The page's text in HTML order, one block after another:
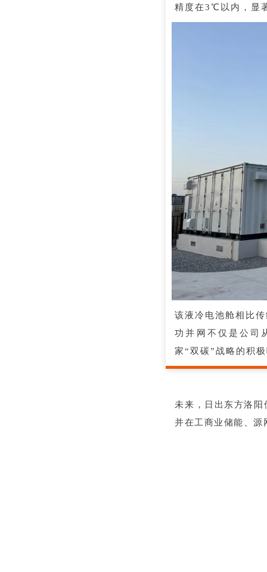
精度在3℃以内，显
该液冷电池舱相比
功并网不仅是公司
家“双碳”战略的积
未来，日出东方洛
并在工商业储能、源